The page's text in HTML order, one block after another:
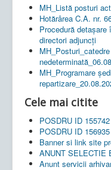
MH_Listă posturi
Hotărârea C.A. nr.
Procedură
directori adjuncți
MH_Programare
Cele mai citite
POSDRU ID 155742
POSDRU ID 156935
Banner si link site
ANUNT SELECTIE
Anunt servicii